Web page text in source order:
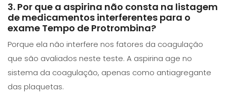
3. Por que a aspirina não consta na listagem
de medicamentos interferentes para o
exame Tempo de Protrombina?
Porque ela não interfere nos fatores da coagulação
que são avaliados neste teste. A aspirina age no
sistema da coagulação, apenas como antiagregante
das plaquetas.